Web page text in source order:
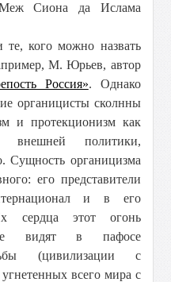
Сиона да Ислама
те, кого можно назвать
М. Юрьев, автор
Россия». Однако
органицисты сколнны
и протекционизм как
внешней политики,
Сущность органицизма
его представители
и в его
сердца этот огонь
видят в пафосе
(цивилизации с
всего мира с